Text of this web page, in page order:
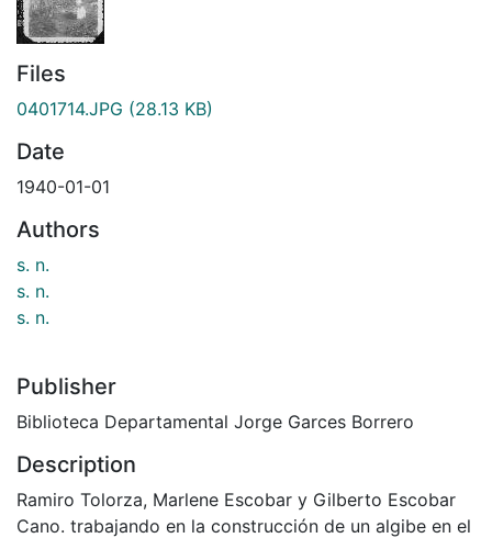
Files
0401714.JPG (28.13 KB)
Date
1940-01-01
Authors
s. n.
s. n.
s. n.
Publisher
Biblioteca Departamental Jorge Garces Borrero
Description
Ramiro Tolorza, Marlene Escobar y Gilberto Escobar
Cano. trabajando en la construcción de un algibe en el